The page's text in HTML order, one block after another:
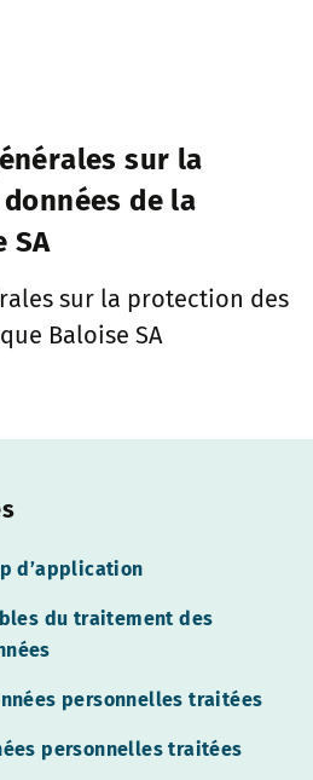
sur la
de la
SA
sur la protection des
Baloise SA
d’application
du traitement des
personnelles traitées
personnelles traitées